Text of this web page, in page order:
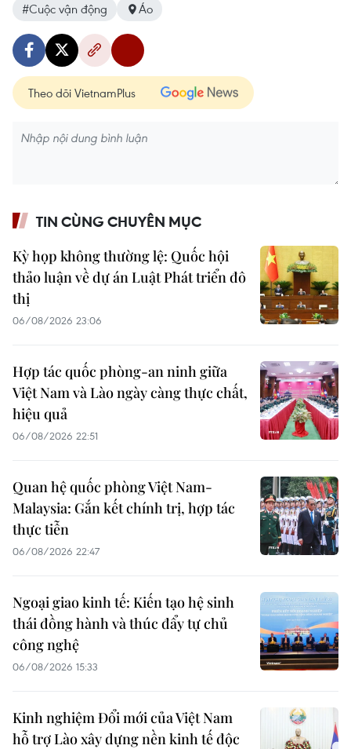
#Cuộc vận động
Áo
Theo dõi VietnamPlus
TIN CÙNG CHUYÊN MỤC
Kỳ họp không thường lệ: Quốc hội
thảo luận về dự án Luật Phát triển đô
thị
06/08/2026 23:06
Hợp tác quốc phòng-an ninh giữa
Việt Nam và Lào ngày càng thực chất,
hiệu quả
06/08/2026 22:51
Quan hệ quốc phòng Việt Nam-
Malaysia: Gắn kết chính trị, hợp tác
thực tiễn
06/08/2026 22:47
Ngoại giao kinh tế: Kiến tạo hệ sinh
thái đồng hành và thúc đẩy tự chủ
công nghệ
06/08/2026 15:33
Kinh nghiệm Đổi mới của Việt Nam
hỗ trợ Lào xây dựng nền kinh tế độc